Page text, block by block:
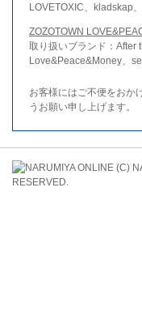
LOVETOXIC、kladskap
ZOZOTOWN
取り扱いブランド：After
Love&Peace&Money、
お客様にはご不便をおか
うお願い申し上げます。